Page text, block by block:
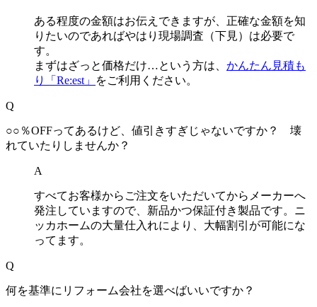
ある程度の金額はお伝えできますが、正確な金額を知
りたいのであればやはり現場調査（下見）は必要で
す。
まずはざっと価格だけ…という方は、 かんたん見積も
り「Re:est」
をご利用ください。
Q
○○％OFFってあるけど、値引きすぎじゃないですか？ 壊
れていたりしませんか？
A
すべてお客様からご注文をいただいてからメーカーへ
発注していますので、新品かつ保証付き製品です。ニ
ッカホームの大量仕入れにより、大幅割引が可能にな
ってます。
Q
何を基準にリフォーム会社を選べばいいですか？